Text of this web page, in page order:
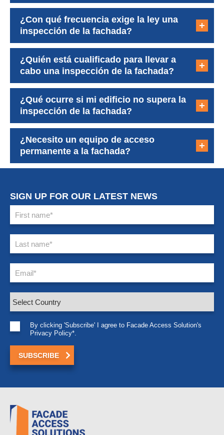
¿Con qué frecuencia exige la ley una
inspección de la fachada?
¿Quién está cualificado para llevar a
cabo una inspección de la fachada?
¿Qué ocurre si mi edificio no supera la
inspección de la fachada?
¿Necesito un equipo de acceso
permanente a la fachada?
SIGN UP FOR OUR LATEST NEWS
By clicking 'Subscribe' I agree to Facade Access Solution's
Privacy Policy*.